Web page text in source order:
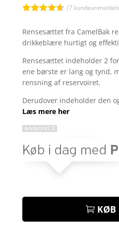
ud af 5
baseret
kundebedø
(7
Rensesættet fra CamelBak
drikkeblære hurtigt og
Rensesættet indeholder 2
ene børste er lang og tynd,
rensning af reservoiret.
Derudover indeholder den
Læs mere her
KØB